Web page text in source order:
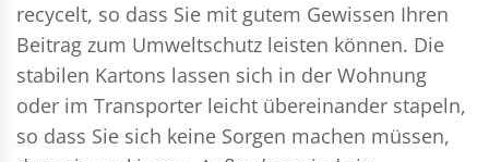
recycelt, so dass Sie mit gutem Gewissen Ihren
Beitrag zum Umweltschutz leisten können. Die
stabilen Kartons lassen sich in der Wohnung
oder im Transporter leicht übereinander stapeln,
so dass Sie sich keine Sorgen machen müssen,